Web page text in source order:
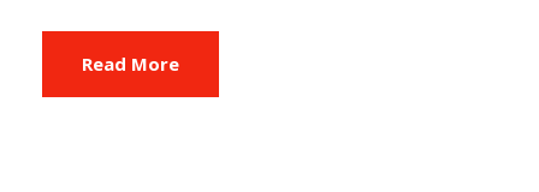
Read More